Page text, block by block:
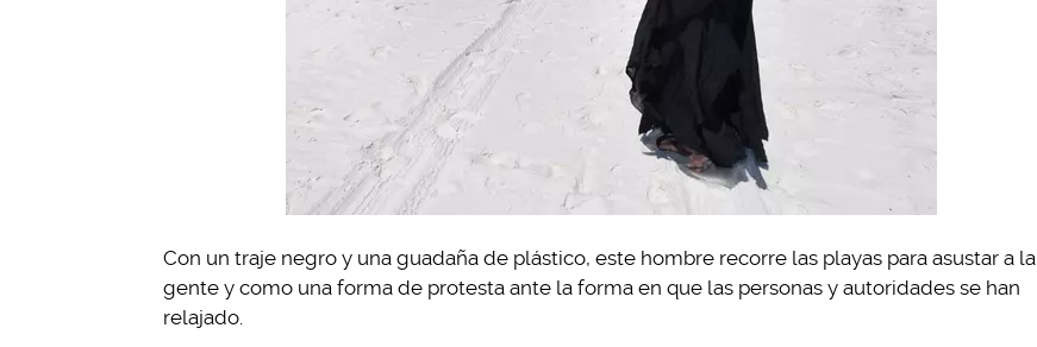
Con un traje negro y una guadaña de plástico, este hombre recorre las playas para asustar a la
gente y como una forma de protesta ante la forma en que las personas y autoridades se han
relajado.